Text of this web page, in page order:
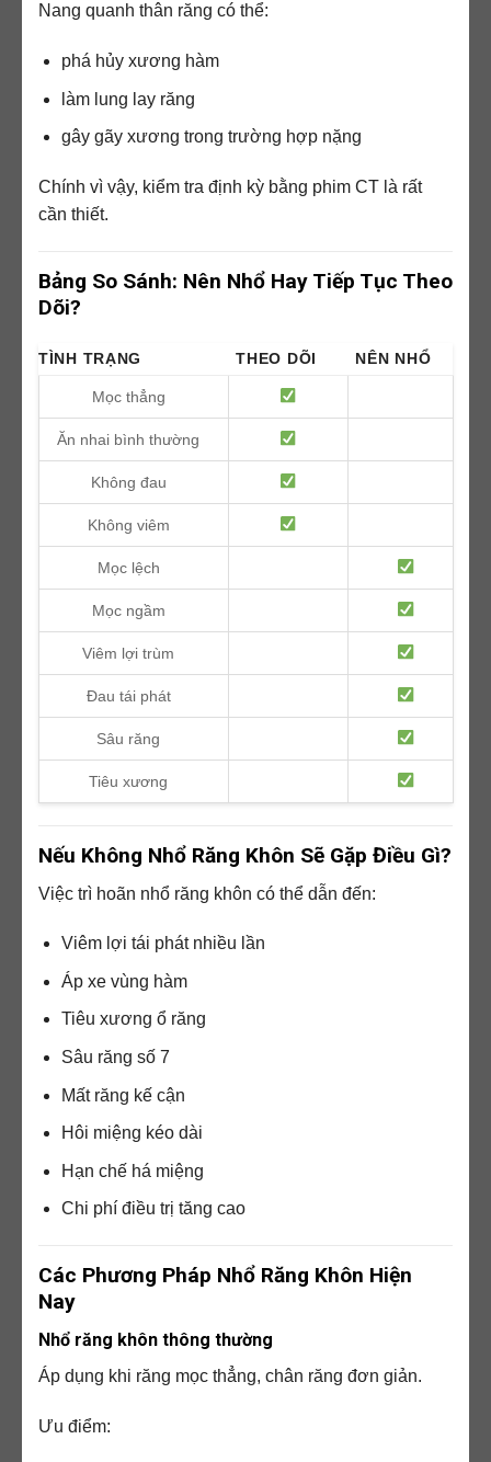
Nang quanh thân răng có thể:
phá hủy xương hàm
làm lung lay răng
gây gãy xương trong trường hợp nặng
Chính vì vậy, kiểm tra định kỳ bằng phim CT là rất
cần thiết.
Bảng So Sánh: Nên Nhổ Hay Tiếp Tục Theo
Dõi?
TÌNH TRẠNG THEO DÕI NÊN NHỔ
Mọc thẳng
Ăn nhai bình thường
Không đau
Không viêm
Mọc lệch
Mọc ngầm
Viêm lợi trùm
Đau tái phát
Sâu răng
Tiêu xương
Nếu Không Nhổ Răng Khôn Sẽ Gặp Điều Gì?
Việc trì hoãn nhổ răng khôn có thể dẫn đến:
Viêm lợi tái phát nhiều lần
Áp xe vùng hàm
Tiêu xương ổ răng
Sâu răng số 7
Mất răng kế cận
Hôi miệng kéo dài
Hạn chế há miệng
Chi phí điều trị tăng cao
Các Phương Pháp Nhổ Răng Khôn Hiện
Nay
Nhổ răng khôn thông thường
Áp dụng khi răng mọc thẳng, chân răng đơn giản.
Ưu điểm: